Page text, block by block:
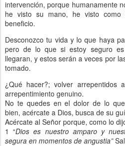
intervención, porque humanamente
he visto su mano, he visto
beneficio.
Desconozco tu vida y lo que haya
pero de lo que si estoy seguro
llegaran, y estos serán a veces por
tomado.
¿Qué hacer?; volver arrepentidos
arrepentimiento genuino.
No te quedes en el dolor de lo
bien, acércate a Dios, busca de su
Acércate al Señor porque, como lo
1 “Dios es nuestro amparo y
segura en momentos de angustia”